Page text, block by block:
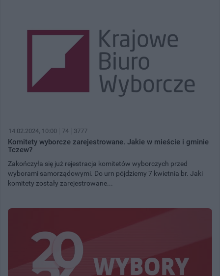
14.02.2024, 10:00 74 3777
Komitety wyborcze zarejestrowane. Jakie w mieście i gminie
Tczew?
Zakończyła się już rejestracja komitetów wyborczych przed
wyborami samorządowymi. Do urn pójdziemy 7 kwietnia br. Jaki
komitety zostały zarejestrowane...